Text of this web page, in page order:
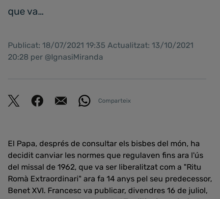
que va…
Publicat: 18/07/2021 19:35 Actualitzat: 13/10/2021
20:28 per @IgnasiMiranda
Comparteix
El Papa, després de consultar els bisbes del món, ha
decidit canviar les normes que regulaven fins ara l'ús
del missal de 1962, que va ser liberalitzat com a "Ritu
Romà Extraordinari" ara fa 14 anys pel seu predecessor,
Benet XVI. Francesc va publicar, divendres 16 de juliol,